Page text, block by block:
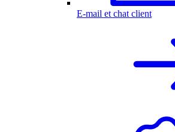
E-mail et chat client